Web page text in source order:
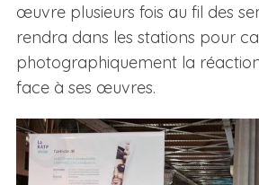
œuvre plusieurs fois au fil des
rendra dans les stations pour
photographiquement la
face à ses œuvres.